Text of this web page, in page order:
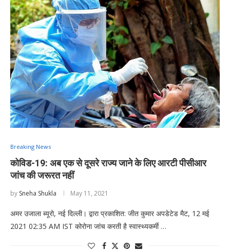
Breaking News
कोविड-19: अब एक से दूसरे राज्य जाने के लिए आरटी पीसीआर
जांच की जरूरत नहीं
by Sneha Shukla May 11, 2021
अमर उजाला ब्यूरो, नई दिल्ली। द्वारा प्रकाशित: जीत कुमार अपडेटेड मैट, 12 मई
2021 02:35 AM IST कोरोना जांच करती है स्वास्थ्यकर्मी …